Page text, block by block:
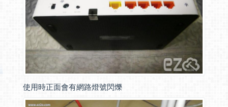
使用時正面會有網路燈號閃爍